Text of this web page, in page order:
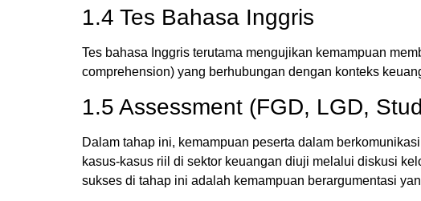
1.4 Tes Bahasa Inggris
Tes bahasa Inggris terutama mengujikan kemampuan
comprehension) yang berhubungan dengan konteks
1.5 Assessment (FGD, LGD,
Dalam tahap ini, kemampuan peserta dalam
kasus-kasus riil di sektor keuangan diuji melalui diskusi
sukses di tahap ini adalah kemampuan berargumentasi